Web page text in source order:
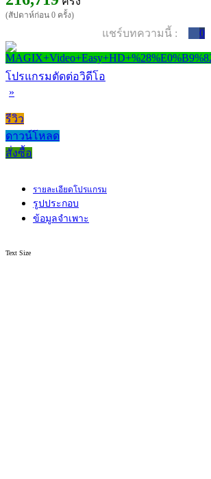
(สัปดาห์ก่อน 0 ครั้ง)
แชร์บทความนี้ : 0
โปรแกรมตัดต่อวิดีโอ
»
รีวิว
ดาวน์โหลด
สั่งซื้อ
รายละเอียดโปรแกรม
รูปประกอบ
ข้อมูลจำเพาะ
Text Size